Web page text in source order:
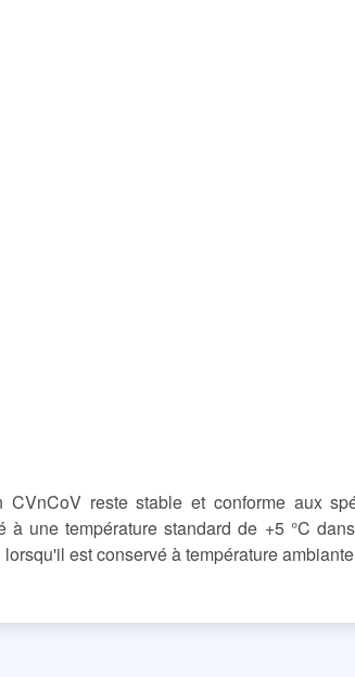
reste stable et conforme aux
une température standard de +5 °C
est conservé à température